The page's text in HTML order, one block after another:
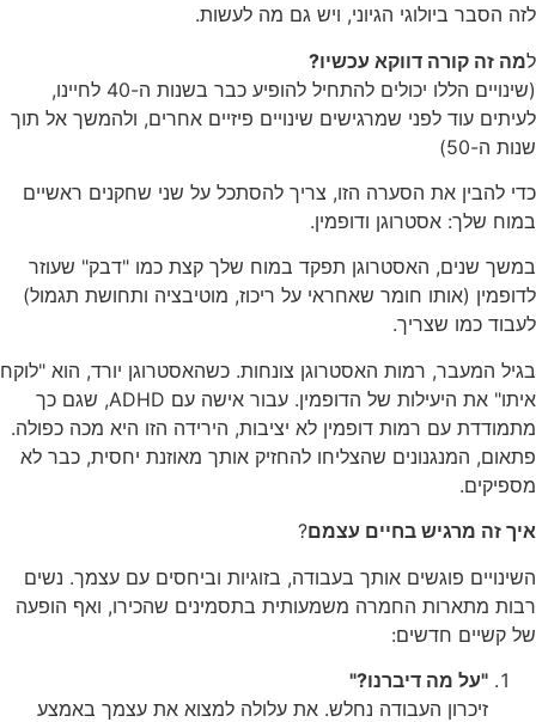
לזה הסבר ביולוגי הגיוני, ויש גם מה לעשות.
למה זה קורה דווקא עכשיו?
(שינויים הללו יכולים להתחיל להופיע כבר בשנות ה-40 לחיינו,
לעיתים עוד לפני שמרגישים שינויים פיזיים אחרים, ולהמשך אל תוך
שנות ה-50)
כדי להבין את הסערה הזו, צריך להסתכל על שני שחקנים ראשיים
במוח שלך: אסטרוגן ודופמין.
במשך שנים, האסטרוגן תפקד במוח שלך קצת כמו "דבק" שעוזר
לדופמין (אותו חומר שאחראי על ריכוז, מוטיבציה ותחושת תגמול)
לעבוד כמו שצריך.
בגיל המעבר, רמות האסטרוגן צונחות. כשהאסטרוגן יורד, הוא "לוקח
איתו" את היעילות של הדופמין. עבור אישה עם ADHD, שגם כך
מתמודדת עם רמות דופמין לא יציבות, הירידה הזו היא מכה כפולה.
פתאום, המנגנונים שהצליחו להחזיק אותך מאוזנת יחסית, כבר לא
מספיקים.
איך זה מרגיש בחיים עצמם?
השינויים פוגשים אותך בעבודה, בזוגיות וביחסים עם עצמך. נשים
רבות מתארות החמרה משמעותית בתסמינים שהכירו, ואף הופעה
של קשיים חדשים:
"על מה דיברנו?"
זיכרון העבודה נחלש. את עלולה למצוא את עצמך באמצע